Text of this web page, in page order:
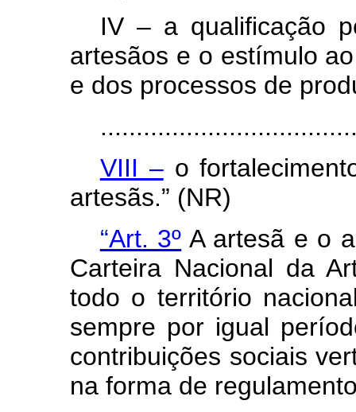
IV – a qualificação
artesãos e o estímulo
e dos processos de
VIII –o
artesãs.” (NR)
“Art. 3º A artesã e o
Carteira Nacional da
todo o território
sempre por igual
contribuições sociais
na forma de